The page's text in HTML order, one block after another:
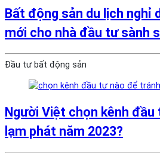
Bất động sản du lịch nghỉ
mới cho nhà đầu tư sành
Đầu tư bất động sản
Người Việt chọn kênh
lạm phát năm 2023?